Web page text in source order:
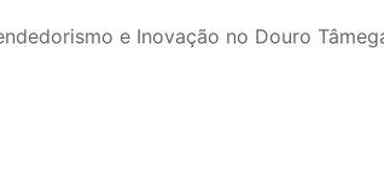
e Inovação no Douro